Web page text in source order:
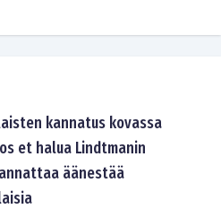
kannatus kovassa
et halua Lindtmanin
äänestää